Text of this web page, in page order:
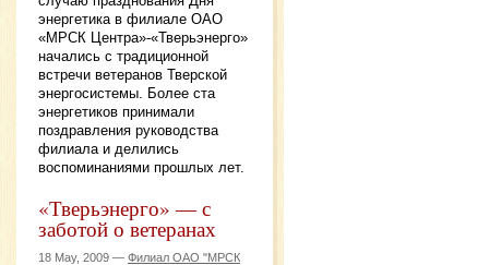
энергетика в филиале ОАО
«МРСК Центра»-«Тверьэнерго»
начались с традиционной
встречи ветеранов Тверской
энергосистемы. Более ста
энергетиков принимали
поздравления руководства
филиала и делились
воспоминаниями прошлых лет.
«Тверьэнерго» — с
заботой о ветеранах
18 May, 2009 — Филиал ОАО "МРСК